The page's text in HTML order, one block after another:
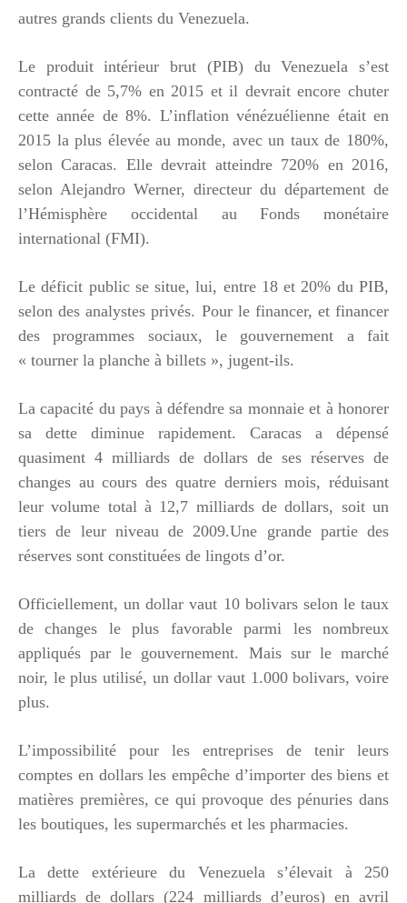
autres grands clients du Venezuela.
Le produit intérieur brut (PIB) du Venezuela s’est
contracté de 5,7% en 2015 et il devrait encore chuter
cette année de 8%. L’inflation vénézuélienne était en
2015 la plus élevée au monde, avec un taux de 180%,
selon Caracas. Elle devrait atteindre 720% en 2016,
selon Alejandro Werner, directeur du département de
l’Hémisphère occidental au Fonds monétaire
international (FMI).
Le déficit public se situe, lui, entre 18 et 20% du PIB,
selon des analystes privés. Pour le financer, et financer
des programmes sociaux, le gouvernement a fait
« tourner la planche à billets », jugent-ils.
La capacité du pays à défendre sa monnaie et à honorer
sa dette diminue rapidement. Caracas a dépensé
quasiment 4 milliards de dollars de ses réserves de
changes au cours des quatre derniers mois, réduisant
leur volume total à 12,7 milliards de dollars, soit un
tiers de leur niveau de 2009.Une grande partie des
réserves sont constituées de lingots d’or.
Officiellement, un dollar vaut 10 bolivars selon le taux
de changes le plus favorable parmi les nombreux
appliqués par le gouvernement. Mais sur le marché
noir, le plus utilisé, un dollar vaut 1.000 bolivars, voire
plus.
L’impossibilité pour les entreprises de tenir leurs
comptes en dollars les empêche d’importer des biens et
matières premières, ce qui provoque des pénuries dans
les boutiques, les supermarchés et les pharmacies.
La dette extérieure du Venezuela s’élevait à 250
milliards de dollars (224 milliards d’euros) en avril